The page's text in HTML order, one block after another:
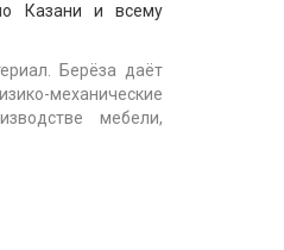
Казани и всему
Берёза даёт
механические
мебели,